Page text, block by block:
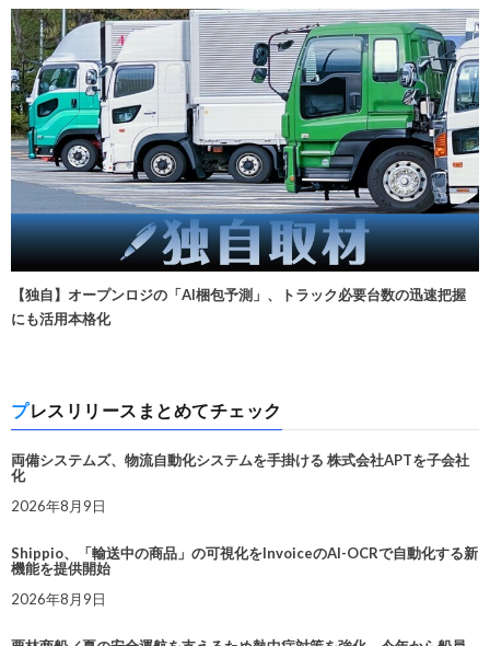
【独自】オープンロジの「AI梱包予測」、トラック必要台数の迅速把握
にも活用本格化
プレスリリースまとめてチェック
両備システムズ、物流自動化システムを手掛ける 株式会社APTを子会社
化
2026年8月9日
Shippio、「輸送中の商品」の可視化をInvoiceのAI-OCRで自動化する新
機能を提供開始
2026年8月9日